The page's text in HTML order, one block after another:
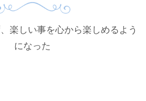
楽しい事を心から楽しめるよう
になった